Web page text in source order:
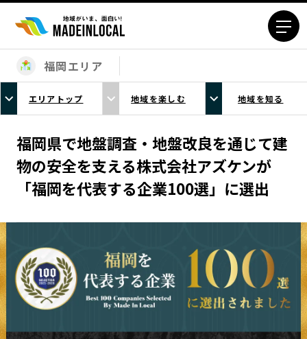
エリアから探す
北海道エリア
青森エリア
宮城エリア
秋田エリア
山形エリア
福島エリア
茨城エリア
栃木エリア
群馬エリア
埼玉エリア
千葉エリア
神奈川エリア
新潟エリア
富山エリア
石川エリア
福井エリア
山梨エリア
福岡エリア
エリアトップ 地域を楽しむ 地域を知る
福岡県で地盤調査・地盤改良を通じて建
物の安全を支える株式会社アズケンが
「福岡を代表する企業100選」に選出